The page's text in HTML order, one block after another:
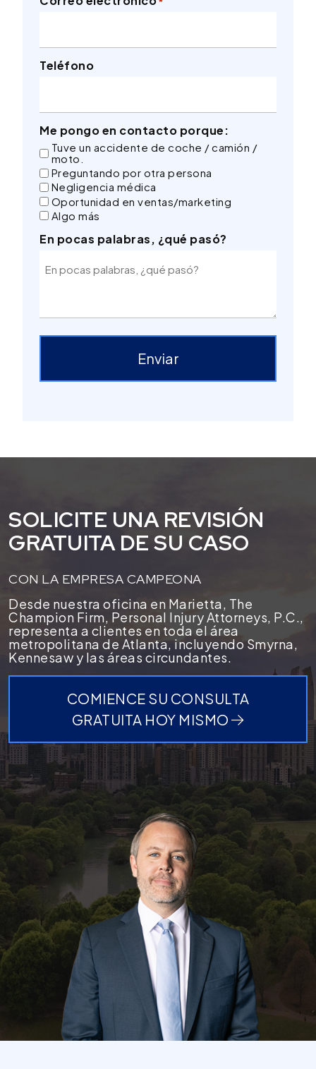
Teléfono
Me pongo en contacto porque:
Tuve un accidente de coche / camión /
moto.
Preguntando por otra persona
Negligencia médica
Oportunidad en ventas/marketing
Algo más
En pocas palabras, ¿qué pasó?
Enviar
SOLICITE UNA REVISIÓN
GRATUITA DE SU CASO
CON LA EMPRESA CAMPEONA
Desde nuestra oficina en Marietta, The
Champion Firm, Personal Injury Attorneys, P.C.,
representa a clientes en toda el área
metropolitana de Atlanta, incluyendo Smyrna,
Kennesaw y las áreas circundantes.
COMIENCE SU CONSULTA
GRATUITA HOY MISMO